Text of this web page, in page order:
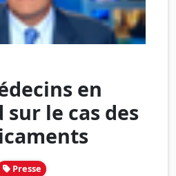
en
sur le cas des
Presse